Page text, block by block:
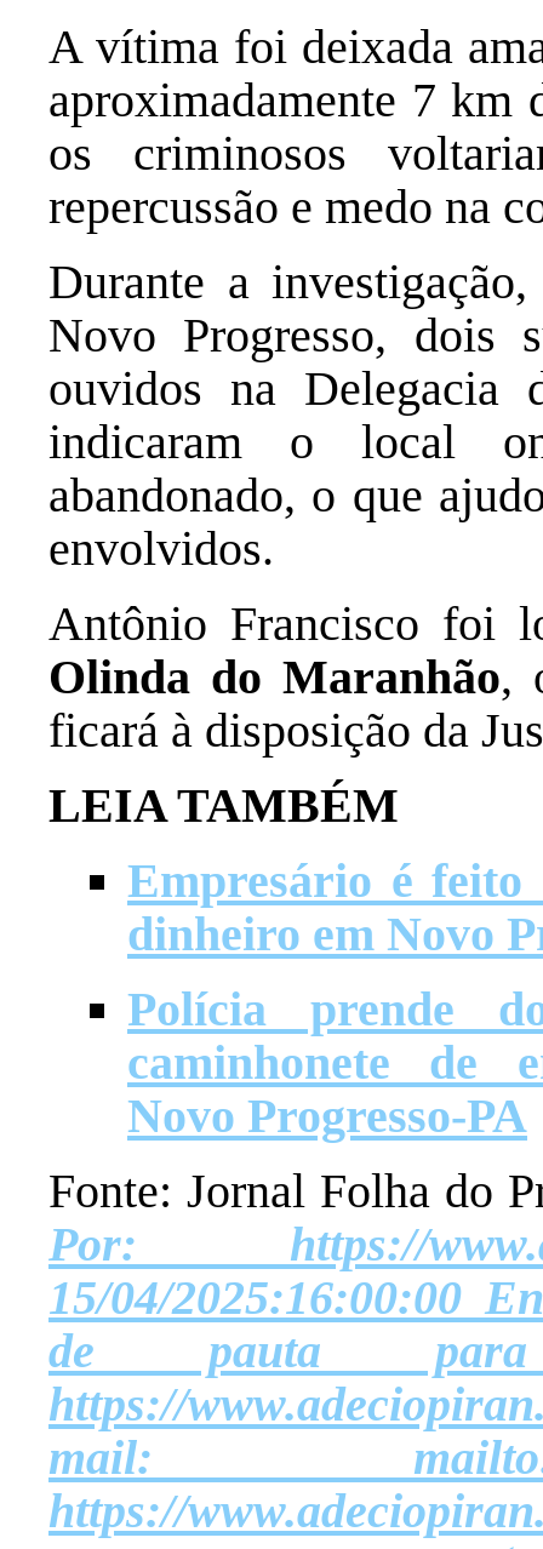
A vítima foi deixada
aproximadamente 7 km
os criminosos
repercussão e medo na
Durante a
Novo Progresso, dois
ouvidos na Delegacia
indicaram o local
abandonado, o que
envolvidos.
Antônio Francisco foi
Olinda do Maranhão,
ficará à disposição da
LEIA TAMBÉM
Empresário é
dinheiro em Novo
Polícia prende
caminhonete de
Novo Progresso-PA
Fonte: Jornal Folha do
Por: https://
15/04/2025:16:00:00
de pauta
https://
mail:
https://